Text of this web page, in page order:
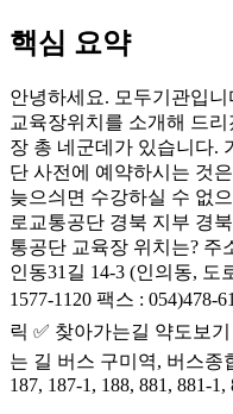
핵심 요약
안녕하세요. 모두기관입
교육장위치를 소개해 드
장 총 네군데가 있습니다.
단 사전에 예약하시는 것
늦으싀면 수강하실 수 없
로교통공단 경북 지부 경
통공단 교육장 위치는? 주
인동31길 14-3 (인의동,
1577-1120 팩스 :
릭 ✅ 찾아가는길 약도보
는 길 버스 구미역, 버스
187, 187-1, 188, 881, 881-